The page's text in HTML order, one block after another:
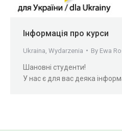
Інформація про курси
Ukraina Wydarzenia By Ewa
Шановні студенти!
У нас є для вас деяка